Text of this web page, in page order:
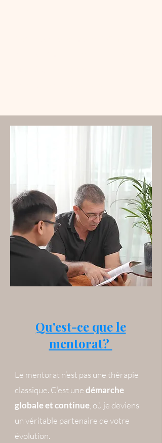
Qu'est-ce que le
mentorat?
Le mentorat n’est pas une thérapie
classique. C’est unedémarche
globale et continue , où je deviens
un véritable partenaire de votre
évolution.